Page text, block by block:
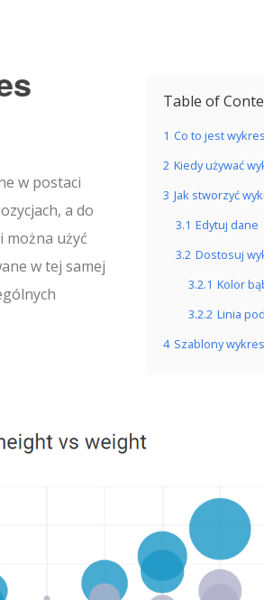
Table of
1 Co to jest
2 Kiedy używać
3 Jak stworzyć
3.1 Edytuj dane
3.2 Dostosuj
3.2.1 Kolor
3.2.2 Linia
4 Szablony
w postaci
a do
użyć
w tej samej